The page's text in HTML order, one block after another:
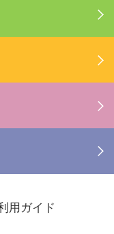
用ガイド